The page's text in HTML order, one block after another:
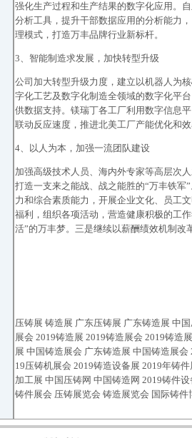
强化生产过程和生产结果的数字化应用。
分析工具，提升干部数据应用的分析能力
理模式，打造万丰品牌行业新标杆。
3、智能制造求发展，加快转型升级
公司加大转型升级力度，建立以机器人为
字化工艺及数字化制造全领域的数字化平
供数据支持。镁瑞丁各工厂利用数字信息
联动反应速度，推进北美工厂产能优化和
4、以人为本，加强一流团队建设
加强高级技术人员、海内外专家等高层次
打造一支来之能战、战之能胜的“万丰铁
力和综合素质能力，开展企业文化、员工
福利，组织各项活动，营造健康积极的工
活”的万丰梦。三是继续以薪酬绩效机制
压铸展 铸造展 广东压铸展 广东铸造展 中
展会 2019铸造展 2019铸造展会 2019铸造
展 中国铸造展会 广东铸造展 中国铸造展
19压铸机展会 2019铸造设备展 2019年铸
加工展 中国压铸网 中国铸造网 2019铸件
铸件展会 压铸展览会 铸造展览会 国际铸件